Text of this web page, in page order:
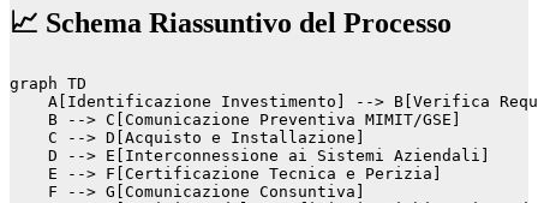
📈 Schema Riassuntivo del Processo
graph TD
A[Identificazione Investimento] --> B[Verifica
    B --> C[Comunicazione Preventiva MIMIT/GSE]
    C --> D[Acquisto e Installazione]
    D --> E[Interconnessione ai Sistemi Aziendali]
    E --> F[Certificazione Tecnica e Perizia]
    F --> G[Comunicazione Consuntiva]